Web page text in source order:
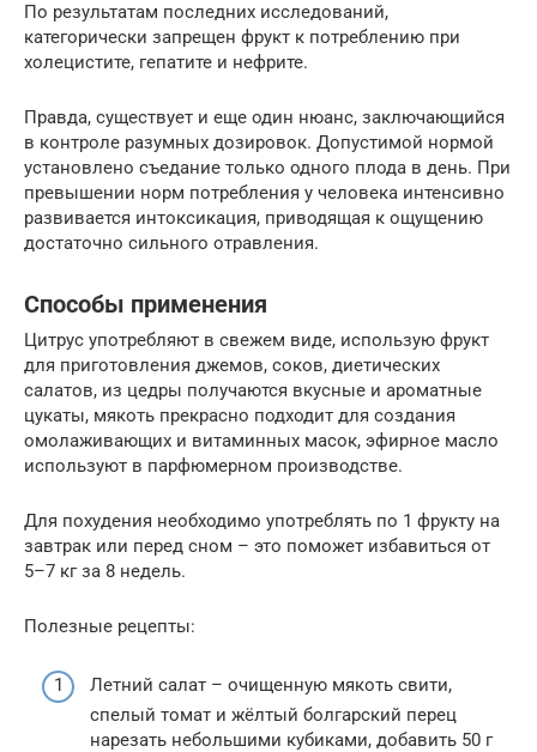
По результатам последних исследований,
категорически запрещен фрукт к потреблению при
холецистите, гепатите и нефрите.
Правда, существует и еще один нюанс, заключающийся
в контроле разумных дозировок. Допустимой нормой
установлено съедание только одного плода в день. При
превышении норм потребления у человека интенсивно
развивается интоксикация, приводящая к ощущению
достаточно сильного отравления.
Способы применения
Цитрус употребляют в свежем виде, использую фрукт
для приготовления джемов, соков, диетических
салатов, из цедры получаются вкусные и ароматные
цукаты, мякоть прекрасно подходит для создания
омолаживающих и витаминных масок, эфирное масло
используют в парфюмерном производстве.
Для похудения необходимо употреблять по 1 фрукту на
завтрак или перед сном – это поможет избавиться от
5–7 кг за 8 недель.
Полезные рецепты:
Летний салат – очищенную мякоть свити,
спелый томат и жёлтый болгарский перец
нарезать небольшими кубиками, добавить 50 г